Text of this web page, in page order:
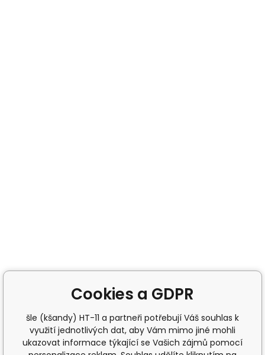
Cookies a GDPR
šle (kšandy) HT-11 a partneři potřebují Váš souhlas k
využití jednotlivých dat, aby Vám mimo jiné mohli
ukazovat informace týkající se Vašich zájmů pomocí